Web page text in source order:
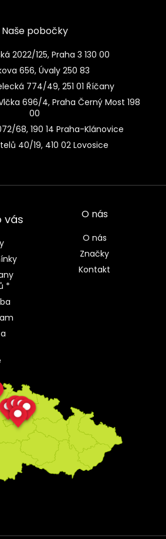
Naše pobočky
2022/125, Praha 3 130 00
656, Úvaly 250 83
774/49, 251 01 Říčany
696/4, Praha Černý Most 198
00
68, 190 14 Praha-Klánovice
40/19, 410 02 Lovosice
vás
*
O nás
O nás
Značky
Kontakt